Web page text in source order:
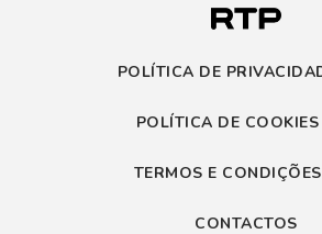
POLÍTICA DE
POLÍTICA DE
TERMOS E
CONTACTOS